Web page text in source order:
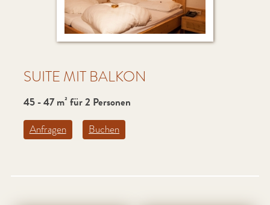
SUITE MIT BALKON
45 - 47 m² für 2 Personen
Anfragen
Buchen